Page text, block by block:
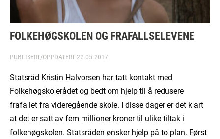
FOLKEHØGSKOLEN OG FRAFALLSELEVENE
PUBLISERT/OPPDATERT 22.05.2017
Statsråd Kristin Halvorsen har tatt kontakt med
Folkehøgskolerådet og bedt om hjelp til å redusere
frafallet fra videregående skole. I disse dager er det klart
at det er satt av fem millioner kroner til ulike tiltak i
folkehøgskolen. Statsråden ønsker hjelp på to plan. Først